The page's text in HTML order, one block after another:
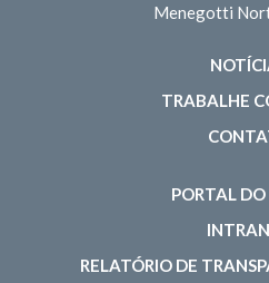
Menegotti
TRABALHE
PORTAL DO
RELATÓRIO DE